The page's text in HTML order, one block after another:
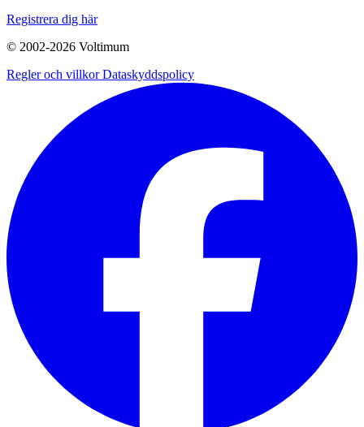
Registrera dig här
© 2002-2026 Voltimum
Regler och villkorDataskyddspolicy